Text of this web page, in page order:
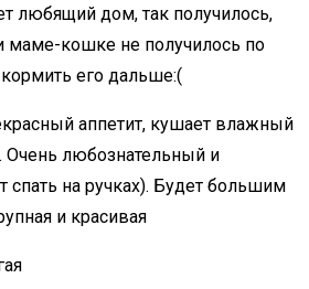
любящий дом, так получилось,
маме-кошке не получилось по
его дальше:(
аппетит, кушает влажный
Очень любознательный и
спать на ручках). Будет большим
и красивая